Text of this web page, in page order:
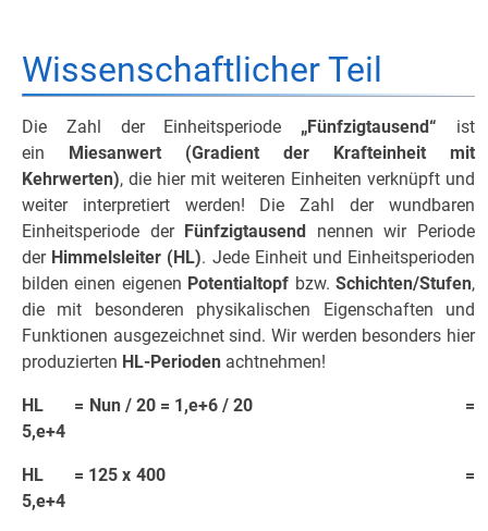
Wissenschaftlicher Teil
Die Zahl der Einheitsperiode „Fünfzigtausend“ ist
ein Miesanwert (Gradient der Krafteinheit mit
Kehrwerten), die hier mit weiteren Einheiten verknüpft und
weiter interpretiert werden! Die Zahl der wundbaren
Einheitsperiode der Fünfzigtausend nennen wir Periode
der Himmelsleiter (HL). Jede Einheit und Einheitsperioden
bilden einen eigenen Potentialtopf bzw.Schichten/Stufen,
die mit besonderen physikalischen Eigenschaften und
Funktionen ausgezeichnet sind. Wir werden besonders hier
produzierten HL-Perioden achtnehmen!
HL = Nun / 20 = 1,e+6 / 20 =
5,e+4
HL = 125 x 400 =
5,e+4